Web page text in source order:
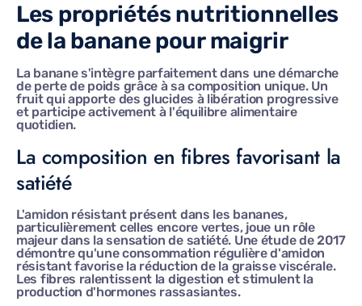
Les propriétés nutritionnelles
de la banane pour maigrir
La banane s'intègre parfaitement dans une démarche
de perte de poids grâce à sa composition unique. Un
fruit qui apporte des glucides à libération progressive
et participe activement à l'équilibre alimentaire
quotidien.
La composition en fibres favorisant la
satiété
L'amidon résistant présent dans les bananes,
particulièrement celles encore vertes, joue un rôle
majeur dans la sensation de satiété. Une étude de 2017
démontre qu'une consommation régulière d'amidon
résistant favorise la réduction de la graisse viscérale.
Les fibres ralentissent la digestion et stimulent la
production d'hormones rassasiantes.